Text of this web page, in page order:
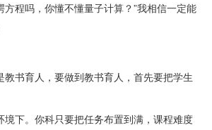
程吗，你懂不懂量子计算？”我相信一定能
教书育人，要做到教书育人，首先要把学生
境下。你科只要把任务布置到满，课程难度